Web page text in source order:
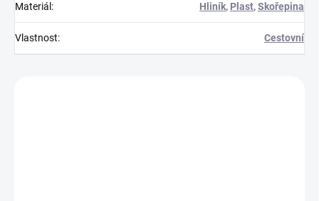
Materiál : Hliník, Plast,Skořepina
Vlastnost: Cestovní